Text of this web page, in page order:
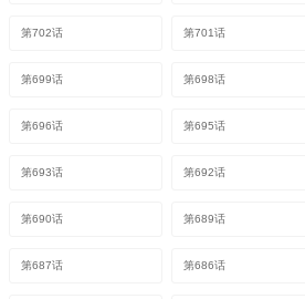
第702话 第701话
第699话 第698话
第696话 第695话
第693话 第692话
第690话 第689话
第687话 第686话